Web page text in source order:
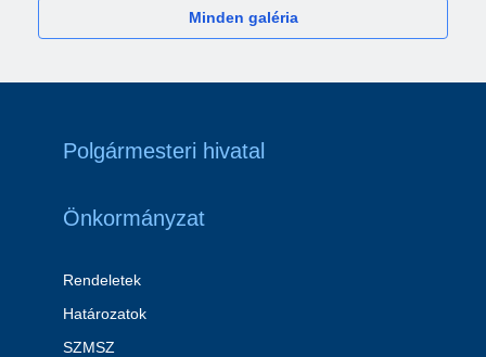
Minden galéria
Polgármesteri hivatal
Önkormányzat
Rendeletek
Határozatok
SZMSZ